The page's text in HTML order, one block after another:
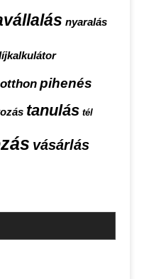
nyaralás
otthon pihenés
tanulás tél
vásárlás